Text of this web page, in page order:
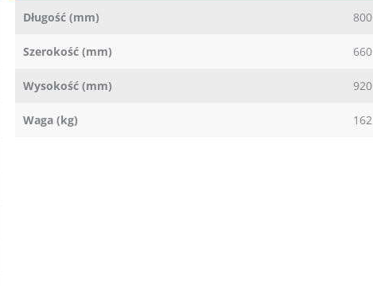
Długość (mm) 800
Szerokość (mm) 660
Wysokość (mm) 920
Waga (kg) 162